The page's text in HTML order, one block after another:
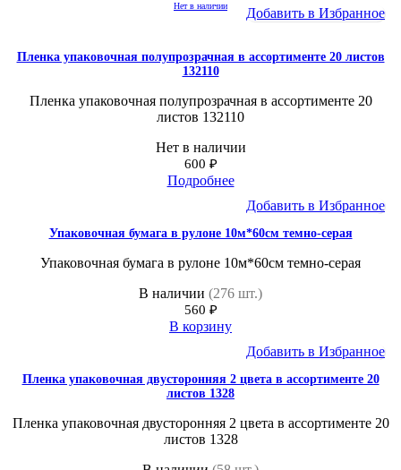
Нет в наличии Добавить в Избранное
Пленка упаковочная полупрозрачная в ассортименте 20 листов
132110
Пленка упаковочная полупрозрачная в ассортименте 20
листов 132110
Нет в наличии
600 ₽
Подробнее
Добавить в Избранное
Упаковочная бумага в рулоне 10м*60см темно-серая
Упаковочная бумага в рулоне 10м*60см темно-серая
В наличии (276 шт.)
560 ₽
В корзину
Добавить в Избранное
Пленка упаковочная двусторонняя 2 цвета в ассортименте 20
листов 1328
Пленка упаковочная двусторонняя 2 цвета в ассортименте 20
листов 1328